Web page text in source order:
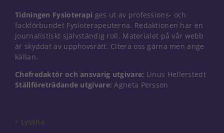
Tidningen Fysioterapi ges ut av professions- och
fackförbundet Fysioterapeuterna. Redaktionen har en
journalistiskt självständig roll. Materialet på vår webb
är skyddat av upphovsrätt. Citera oss gärna men ange
källan.
Chefredaktör och ansvarig utgivare: Linus Hellerstedt
Ställföreträdande utgivare: Agneta Persson
Lyssna